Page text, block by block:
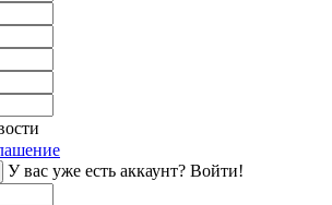
У вас уже есть аккаунт? Войти!